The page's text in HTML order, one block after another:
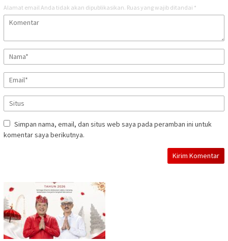
Alamat email Anda tidak akan dipublikasikan. Ruas yang wajib ditandai *
Simpan nama, email, dan situs web saya pada peramban ini untuk
komentar saya berikutnya.